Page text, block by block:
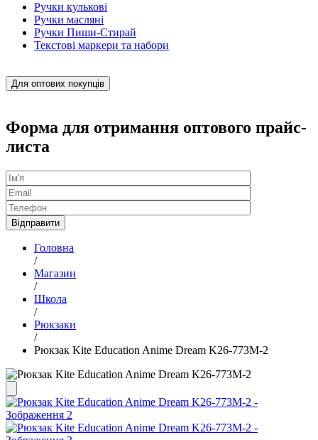
Ручки кулькові
Ручки масляні
Ручки Пиши-Стирай
Текстові маркери та набори
Для оптових покупців
Форма для отримання оптового прайс-
листа
Головна
/
Магазин
/
Школа
/
Рюкзаки
/
Рюкзак Kite Education Anime Dream K26-773M-2